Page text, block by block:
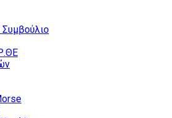
Συμβούλιο